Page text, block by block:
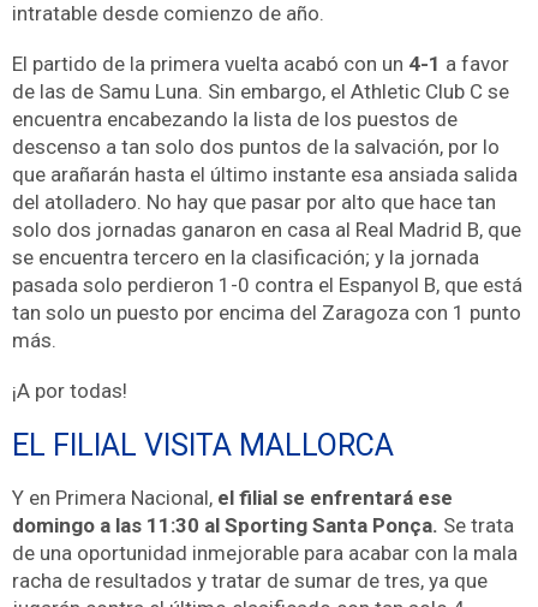
intratable desde comienzo de año.
El partido de la primera vuelta acabó con un 4-1 a favor
de las de Samu Luna. Sin embargo, el Athletic Club C se
encuentra encabezando la lista de los puestos de
descenso a tan solo dos puntos de la salvación, por lo
que arañarán hasta el último instante esa ansiada salida
del atolladero. No hay que pasar por alto que hace tan
solo dos jornadas ganaron en casa al Real Madrid B, que
se encuentra tercero en la clasificación; y la jornada
pasada solo perdieron 1-0 contra el Espanyol B, que está
tan solo un puesto por encima del Zaragoza con 1 punto
más.
¡A por todas!
EL FILIAL VISITA MALLORCA
Y en Primera Nacional, el filial se enfrentará ese
domingo a las 11:30 al Sporting Santa Ponça. Se trata
de una oportunidad inmejorable para acabar con la mala
racha de resultados y tratar de sumar de tres, ya que